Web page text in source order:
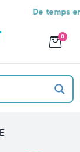
De temps en
0